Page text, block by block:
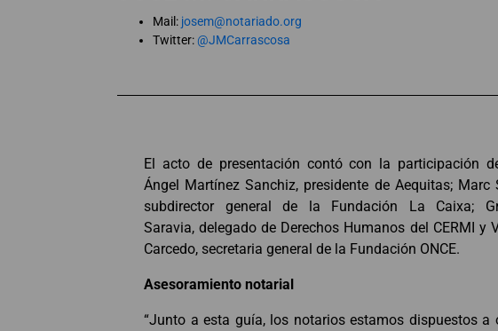
Mail: josem@notariado.org
Twitter:@JMCarrascosa
El acto de presentación contó con la participación
Ángel Martínez Sanchiz, presidente de Aequitas; Marc
subdirector general de la Fundación La Caixa;
Saravia, delegado de Derechos Humanos del CERMI y
Carcedo, secretaria general de la Fundación ONCE.
Asesoramiento notarial
“Junto a esta guía, los notarios estamos dispuestos a